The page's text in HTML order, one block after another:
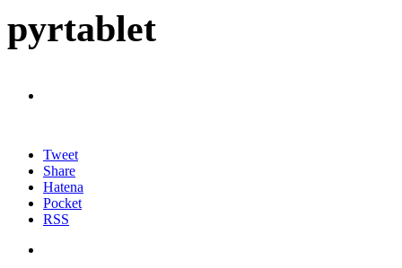
pyrtablet
Tweet
Share
Hatena
Pocket
RSS